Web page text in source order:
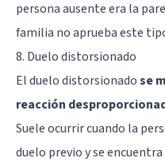
persona ausente era la
familia no aprueba este
8. Duelo distorsionado
El duelo distorsionadose
reacción
Suele ocurrir cuando la
duelo previo y se